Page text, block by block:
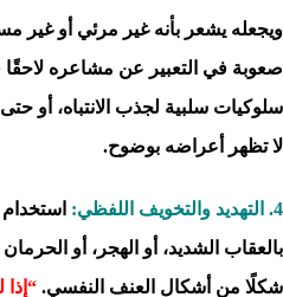
ويجعله يشعر بأنه غير مرئي أو غير
صعوبة في التعبير عن مشاعره لاحقًا
سلوكيات سلبية لجذب الانتباه، أو
لا تظهر أعراضه بوضوح.
4. التهديد والتخويف اللفظي:
بالعقاب الشديد، أو الهجر، أو
شكلًا من أشكال العنف النفسي.